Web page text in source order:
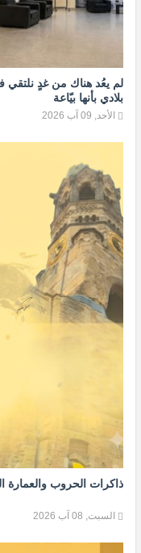
لم يعُد هناك من غدٍ نلتقي
بلادي بأنها بيّاعة
الأحد, 09 آب 2026
ذاكرات الحروب والعمارة
السبت, 08 آب 2026